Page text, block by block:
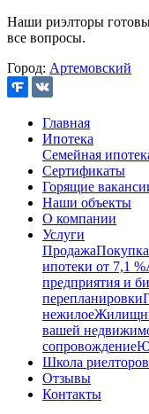
Наши риэлторы готовы
все вопросы.
Город: Артемовский
Главная
Ипотека
Семейная
Сертификаты
Горящие
Наши объекты
О компании
Услуги
ПродажаПокупка
ипотеки от 7,1 %
предприятия и
перепланировки
нежилое
вашей
сопровождение
Школа риелторов
Отзывы
Контакты